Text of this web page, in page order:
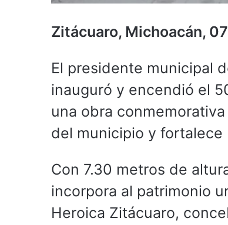
Zitácuaro, Michoacán,
El presidente municipal
inauguró y encendió el
una obra
del municipio y
Con 7.30 metros de
incorpora al patrimonio
Heroica Zitácuaro,